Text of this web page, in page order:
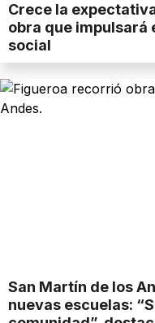
Crece la
obra que impulsará
social
San Martín de los
nuevas escuelas: